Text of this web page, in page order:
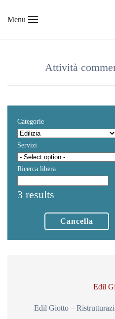
Menu
Attività
Categorie
Servizi
Ricerca libera
3 results
Cancella
Edil
Edil Giotto –